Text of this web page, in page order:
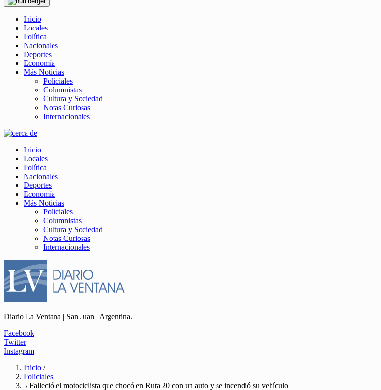
Inicio
Locales
Política
Nacionales
Deportes
Economía
Más Noticias
Policiales
Columnistas
Cultura y Sociedad
Notas Curiosas
Internacionales
Inicio
Locales
Política
Nacionales
Deportes
Economía
Más Noticias
Policiales
Columnistas
Cultura y Sociedad
Notas Curiosas
Internacionales
Diario La Ventana | San Juan | Argentina.
Facebook
Twitter
Instagram
Inicio /
Policiales
/ Falleció el motociclista que chocó en Ruta 20 con un auto y se incendió su vehículo